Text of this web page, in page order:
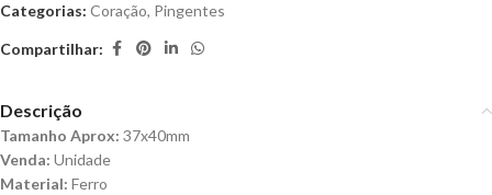
Categorias: Coração, Pingentes
Compartilhar:
Descrição
Tamanho Aprox: 37x40mm
Venda: Unidade
Material: Ferro